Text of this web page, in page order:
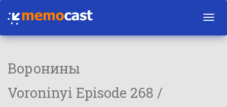
Воронины
Voroninyi Episode 268 /